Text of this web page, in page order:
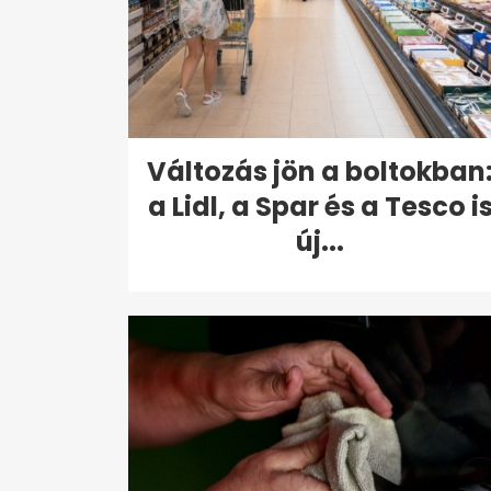
Változás jön a boltokban:
a Lidl, a Spar és a Tesco is
új...